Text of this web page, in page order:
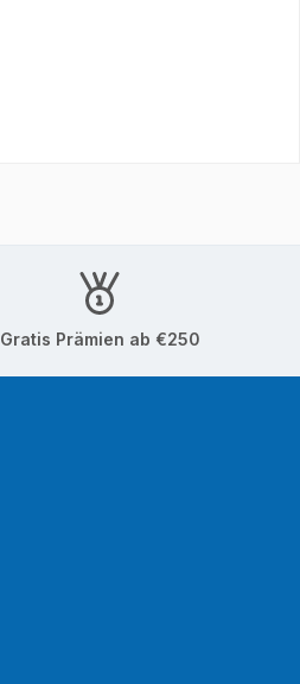
Gratis Prämien ab €250